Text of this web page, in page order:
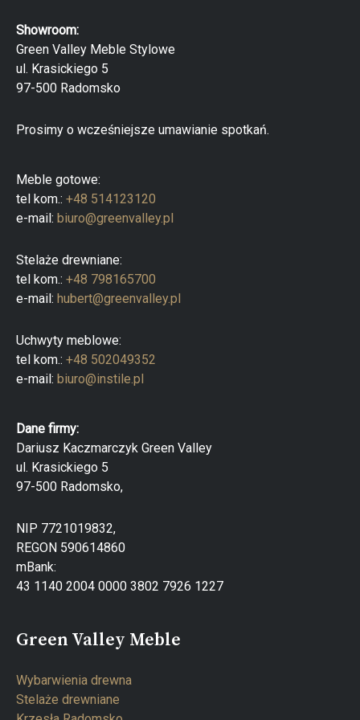
k
a
p
r
o
d
k
t
Showroom:
Green Valley Meble Stylowe
ul. Krasickiego 5
97-500 Radomsko
Prosimy o wcześniejsze umawianie spotkań.
Meble gotowe:
tel kom.: +48 514123120
e-mail: biuro@greenvalley.pl
Stelaże drewniane:
tel kom.: +48 798165700
e-mail: hubert@greenvalley.pl
Uchwyty meblowe:
tel kom.: +48 502049352
e-mail: biuro@instile.pl
Dane firmy:
Dariusz Kaczmarczyk Green Valley
ul. Krasickiego 5
97-500 Radomsko,
NIP 7721019832,
REGON 590614860
mBank:
43 1140 2004 0000 3802 7926 1227
Green Valley Meble
Wybarwienia drewna
Stelaże drewniane